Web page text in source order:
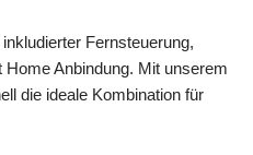
Fernsteuerung,
Anbindung. Mit unserem
die ideale Kombination für